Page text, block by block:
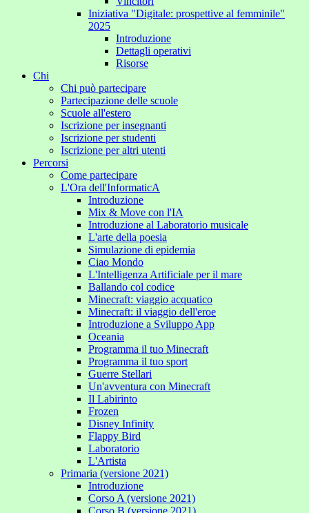
Iniziativa "Digitale: prospettive al femminile"
2025
Introduzione
Dettagli operativi
Risorse
Chi
Chi può partecipare
Partecipazione delle scuole
Scuole all'estero
Iscrizione per insegnanti
Iscrizione per studenti
Iscrizione per altri utenti
Percorsi
Come partecipare
L'Ora dell'InformaticA
Introduzione
Mix & Move con l'IA
Introduzione al Laboratorio musicale
L'arte della poesia
Simulazione di epidemia
Ciao Mondo
L'Intelligenza Artificiale per il mare
Ballando col codice
Minecraft: viaggio acquatico
Minecraft: il viaggio dell'eroe
Introduzione a Sviluppo App
Oceania
Programma il tuo Minecraft
Programma il tuo sport
Guerre Stellari
Un'avventura con Minecraft
Il Labirinto
Frozen
Disney Infinity
Flappy Bird
Laboratorio
L'Artista
Primaria (versione 2021)
Introduzione
Corso A (versione 2021)
Corso B (versione 2021)